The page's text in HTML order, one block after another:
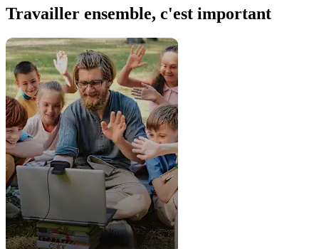
Travailler ensemble, c'est important